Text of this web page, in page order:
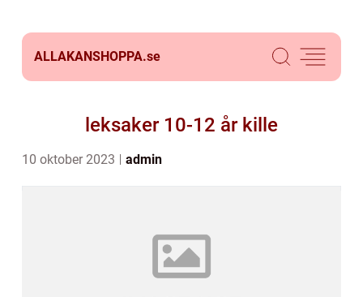
ALLAKANSHOPPA.se
leksaker 10-12 år kille
10 oktober 2023 admin